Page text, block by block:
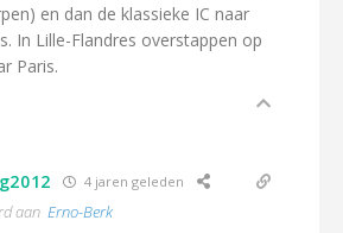
en dan de klassieke IC naar
In Lille-Flandres overstappen op
Paris.
4 jaren geleden
aan Erno-Berk